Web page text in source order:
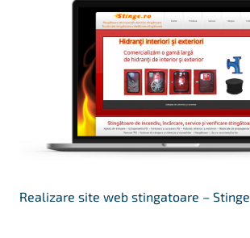
Realizare site web stingatoare – Stinge